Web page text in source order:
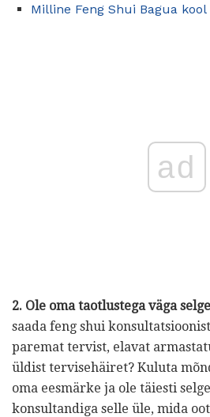
Milline Feng Shui Bagua
ad
2. Ole oma taotlustega väga selge
saada feng shui
paremat tervist, elavat
üldist tervisehäiret? Kuluta
oma eesmärke ja ole täiesti
konsultandiga selle üle, mida